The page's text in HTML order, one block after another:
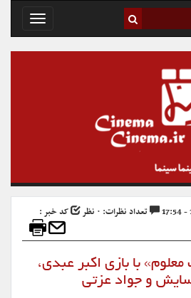
Toggle
تعداد نظرات: ۰ نظر
کد خبر :
با بازی اکبر عبدی،
و جواد عزتی